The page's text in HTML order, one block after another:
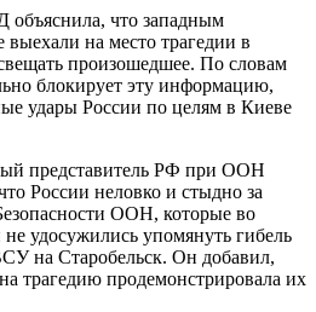
объяснила, что западным
выехали на место трагедии в
произошедшее. По словам
блокирует эту информацию,
удары России по целям в Киеве
представитель РФ при ООН
России неловко и стыдно за
ООН, которые во
удосужились упомянуть гибель
на Старобельск. Он добавил,
трагедию продемонстрировала их